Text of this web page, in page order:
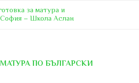
МАТУРА ПО БЪЛГАРСКИ